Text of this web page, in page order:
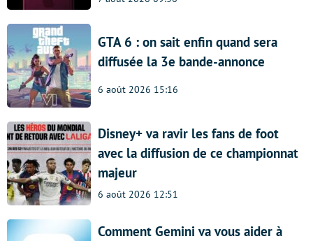
GTA 6 : on sait enfin quand sera
diffusée la 3e bande-annonce
6 août 2026 15:16
Disney+ va ravir les fans de foot
avec la diffusion de ce championnat
majeur
6 août 2026 12:51
Comment Gemini va vous aider à